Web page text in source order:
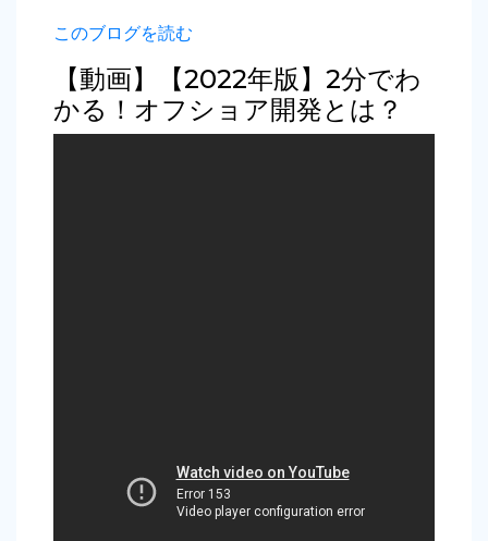
このブログを読む
【動画】【2022年版】2分でわ
かる！オフショア開発とは？